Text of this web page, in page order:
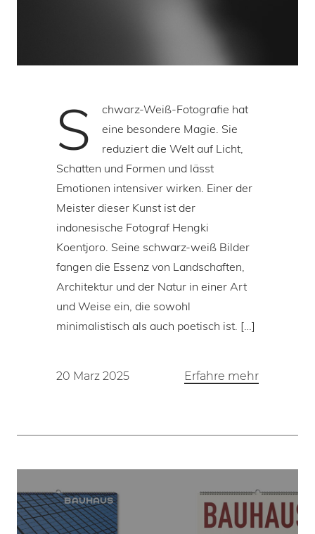
S
chwarz-Weiß-Fotografie hat
eine besondere Magie. Sie
reduziert die Welt auf Licht,
Schatten und Formen und lässt
Emotionen intensiver wirken. Einer der
Meister dieser Kunst ist der
indonesische Fotograf Hengki
Koentjoro. Seine schwarz-weiß Bilder
fangen die Essenz von Landschaften,
Architektur und der Natur in einer Art
und Weise ein, die sowohl
minimalistisch als auch poetisch ist. […]
20 Marz 2025 Erfahre mehr